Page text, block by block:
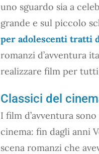
uno sguardo sia a
grande e sul piccolo
per adolescenti tratti
romanzi d’avventura
realizzare film per
Classici del
I film d’avventura
cinema: fin dagli anni
scena romanzi che